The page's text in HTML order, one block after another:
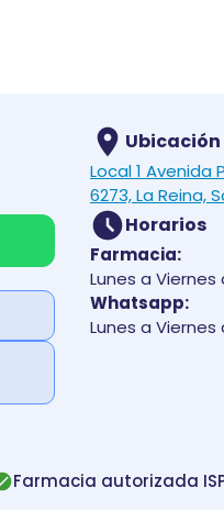
Ubicación
Local 1 Avenida
6273, La Reina,
Horarios
Farmacia:
Lunes a Viernes
Whatsapp:
Lunes a Viernes
Farmacia autorizada